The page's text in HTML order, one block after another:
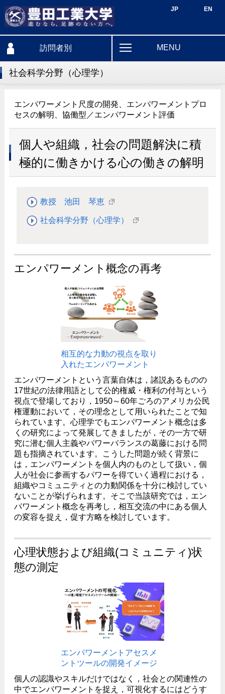
JP EN
訪問者別 MENU
社会科学分野（心理学）
エンパワーメント尺度の開発、エンパワーメントプロ
セスの解明、協働型／エンパワーメント評価
個人や組織，社会の問題解決に積
極的に働きかける心の働きの解明
教授 池田 琴恵
社会科学分野（心理学）
エンパワーメント概念の再考
相互的な力動の視点を取り
入れたエンパワーメント
エンパワーメントという言葉自体は，諸説あるものの
17世紀の法律用語として公的権威・権利の付与という
視点で登場しており，1950～60年ごろのアメリカ公民
権運動において，その理念として用いられたことで知
られています。心理学でもエンパワーメント概念は多
くの研究によって発展してきましたが，その一方で研
究に潜む個人主義やパワーバランスの葛藤における問
題も指摘されています。こうした問題が続く背景に
は，エンパワーメントを個人内のものとして扱い，個
人が社会に参画するパワーを得ていく過程における，
組織やコミュニティとの力動関係を十分に検討してい
ないことが挙げられます。そこで当該研究では，エン
パワーメント概念を再考し，相互交流の中にある個人
の変容を捉え，促す方略を検討しています。
心理状態および組織(コミュニティ)状
態の測定
エンパワーメントアセスメ
ントツールの開発イメージ
個人の認識やスキルだけではなく，社会との関連性の
中でエンパワーメントを捉え，可視化するにはどうす